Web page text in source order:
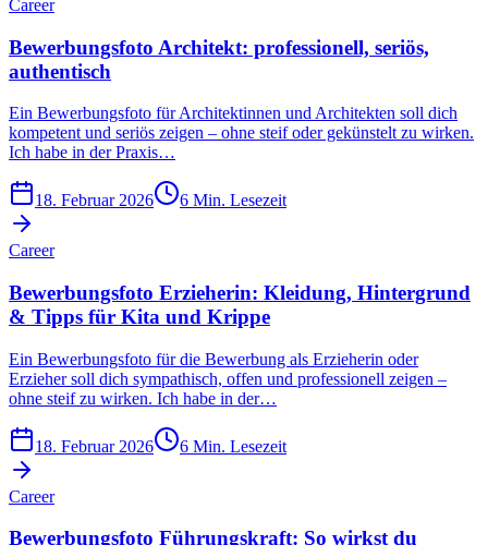
Career
Bewerbungsfoto Architekt: professionell, seriös,
authentisch
Ein Bewerbungsfoto für Architektinnen und Architekten soll dich
kompetent und seriös zeigen – ohne steif oder gekünstelt zu wirken.
Ich habe in der Praxis…
18. Februar 2026 6 Min. Lesezeit
Career
Bewerbungsfoto Erzieherin: Kleidung, Hintergrund
& Tipps für Kita und Krippe
Ein Bewerbungsfoto für die Bewerbung als Erzieherin oder
Erzieher soll dich sympathisch, offen und professionell zeigen –
ohne steif zu wirken. Ich habe in der…
18. Februar 2026 6 Min. Lesezeit
Career
Bewerbungsfoto Führungskraft: So wirkst du